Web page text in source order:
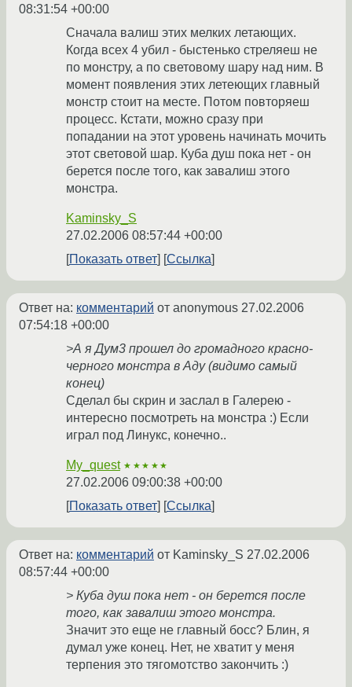
08:31:54 +00:00
Сначала валиш этих мелких летающих.
Когда всех 4 убил - быстенько стреляеш не
по монстру, а по световому шару над ним. В
момент появления этих летеющих главный
монстр стоит на месте. Потом повторяеш
процесс. Кстати, можно сразу при
попадании на этот уровень начинать мочить
этот световой шар. Куба душ пока нет - он
берется после того, как завалиш этого
монстра.
Kaminsky_S
27.02.2006 08:57:44 +00:00
Показать ответ
Ссылка
Ответ на: комментарий от anonymous 27.02.2006
07:54:18 +00:00
>А я Дум3 прошел до громадного красно-
черного монстра в Аду (видимо самый
конец)
Сделал бы скрин и заслал в Галерею -
интересно посмотреть на монстра :) Если
играл под Линукс, конечно..
My_quest ★★★★★
27.02.2006 09:00:38 +00:00
Показать ответ
Ссылка
Ответ на: комментарий от Kaminsky_S 27.02.2006
08:57:44 +00:00
> Куба душ пока нет - он берется после
того, как завалиш этого монстра.
Значит это еще не главный босс? Блин, я
думал уже конец. Нет, не хватит у меня
терпения это тягомотство закончить :)